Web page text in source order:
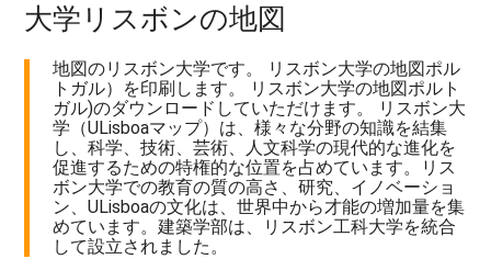
大学リスボンの地図
地図のリスボン大学です。 リスボン大学の地図ポル
トガル）を印刷します。 リスボン大学の地図ポルト
ガル)のダウンロードしていただけます。 リスボン大
学（ULisboaマップ）は、様々な分野の知識を結集
し、科学、技術、芸術、人文科学の現代的な進化を
促進するための特権的な位置を占めています。リス
ボン大学での教育の質の高さ、研究、イノベーショ
ン、ULisboaの文化は、世界中から才能の増加量を集
めています。建築学部は、リスボン工科大学を統合
して設立されました。